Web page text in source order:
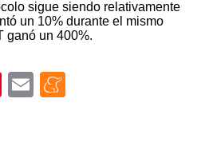
sigue siendo relativamente
un 10% durante el mismo
ganó un 400%.
Pinterest
Email